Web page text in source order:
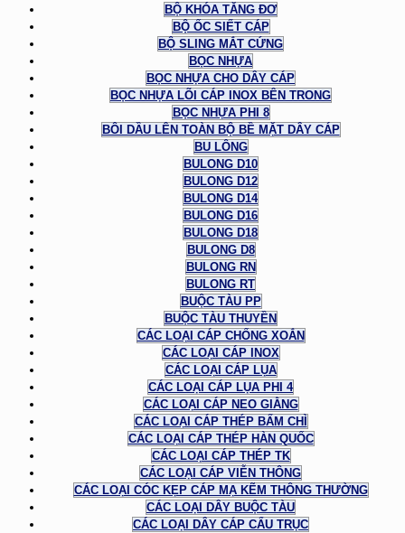
BỘ KHÓA TĂNG ĐƠ
BỘ ỐC SIẾT CÁP
BỘ SLING MẮT CỨNG
BỌC NHỰA
BỌC NHỰA CHO DÂY CÁP
BỌC NHỰA LÕI CÁP INOX BÊN TRONG
BỌC NHỰA PHI 8
BÔI DẦU LÊN TOÀN BỘ BỀ MẶT DÂY CÁP
BU LÔNG
BULONG D10
BULONG D12
BULONG D14
BULONG D16
BULONG D18
BULONG D8
BULONG RN
BULONG RT
BUỘC TÀU PP
BUỘC TÀU THUYỀN
CÁC LOẠI CÁP CHỐNG XOẮN
CÁC LOẠI CÁP INOX
CÁC LOẠI CÁP LỤA
CÁC LOẠI CÁP LỤA PHI 4
CÁC LOẠI CÁP NEO GIẰNG
CÁC LOẠI CÁP THÉP BẤM CHÌ
CÁC LOẠI CÁP THÉP HÀN QUỐC
CÁC LOẠI CÁP THÉP TK
CÁC LOẠI CÁP VIỄN THÔNG
CÁC LOẠI CÓC KẸP CÁP MẠ KẼM THÔNG THƯỜNG
CÁC LOẠI DÂY BUỘC TÀU
CÁC LOẠI DÂY CÁP CẨU TRỤC